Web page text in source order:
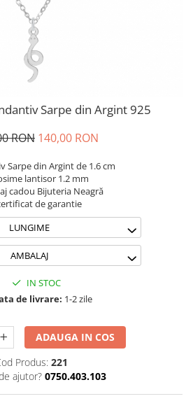
Soare
Semilună
Zodii
Initiale
Flori
Molecule
Pietre
Sarpe din Argint 925
RON 140,00 RON
Sarpe din Argint de 1.6 cm
lantisor 1.2 mm
cadou Bijuteria Neagră
de garantie
LUNGIME
AMBALAJ
IN STOC
de livrare: 1-2 zile
ADAUGA IN COS
Produs: 221
ajutor? 0750.403.103